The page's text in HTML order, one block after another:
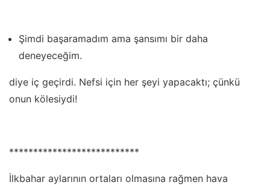
Şimdi başaramadım ama şansımı bir daha
deneyeceğim.
diye iç geçirdi. Nefsi için her şeyi yapacaktı; çünkü
onun kölesiydi!
***************************
İlkbahar aylarının ortaları olmasına rağmen hava